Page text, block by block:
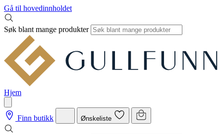
Gå til hovedinnholdet
Søk blant mange produkter
Hjem
Finn butikk Ønskeliste